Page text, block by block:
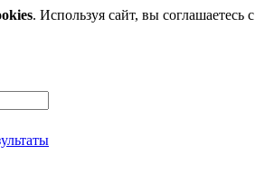
. Используя сайт, вы соглашаетесь с